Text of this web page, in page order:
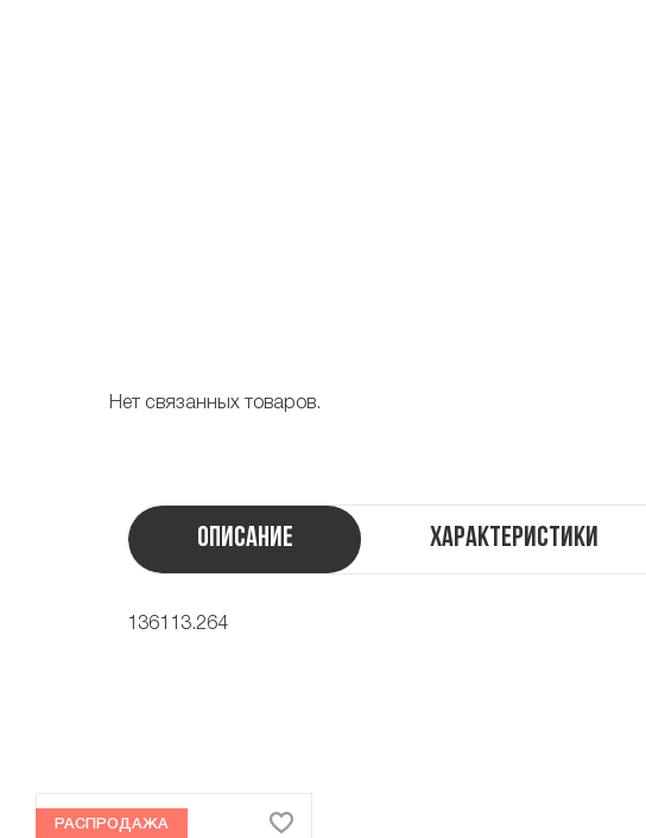
Нет связанных товаров.
Описание Характеристики
136113.264
РАСПРОДАЖА